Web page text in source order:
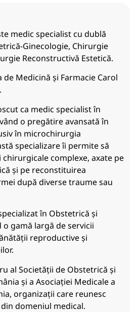
medic specialist cu dublă
Ginecologie, Chirurgie
Reconstructivă Estetică.
de Medicină și Farmacie Carol
ca medic specialist în
o pregătire avansată în
în microchirurgia
specializare îi permite să
complexe, axate pe
și pe reconstituirea
după diverse traume sau
în Obstetrică și
gamă largă de servicii
reproductive și
al Societății de Obstetrică și
și a Asociației Medicale a
organizații care reunesc
domeniul medical.